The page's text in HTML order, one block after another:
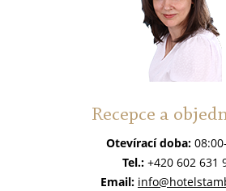
Recepce a
Otevírací doba:
Tel.:+420 602 631
Email: